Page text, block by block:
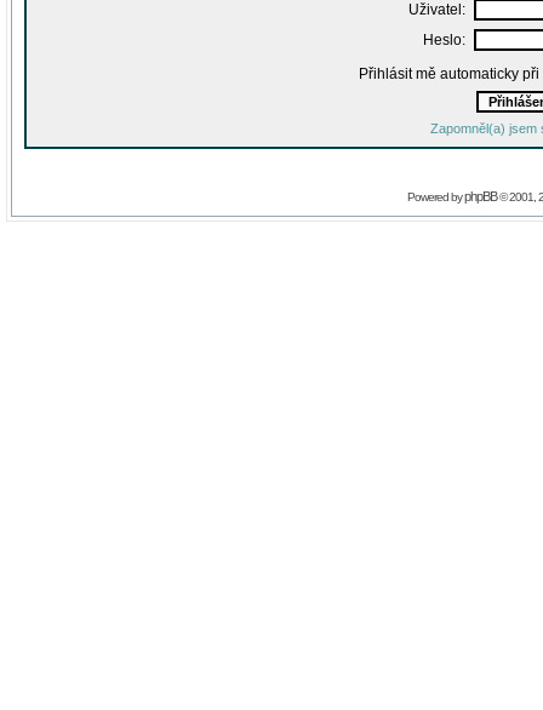
Uživatel:
Heslo:
Přihlásit mě automaticky
Zapomněl(a) jsem
Powered byphpBB© 2001,